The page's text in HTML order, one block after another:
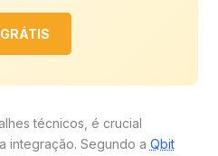
técnicos, é crucial
integração. Segundo a Qbit